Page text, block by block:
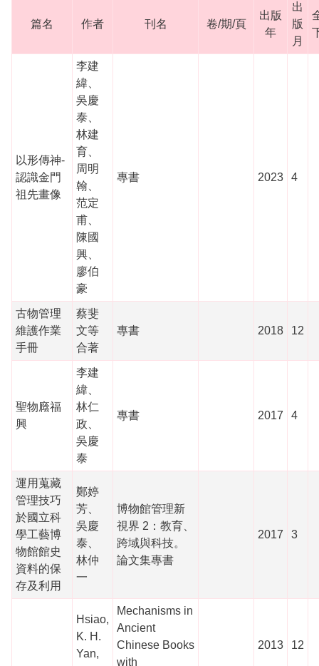
篇名 作者 刊名 卷/期/頁
出版
年
出
版
月
以形傳神-
認識金門
祖先畫像
李建
緯、
吳慶
泰、
林建
育、
周明
翰、
范定
甫、
陳國
興、
廖伯
豪
專書 2023 4
古物管理
維護作業
手冊
蔡斐
文等
合著
專書 2018 12
聖物廕福
興
李建
緯、
林仁
政、
吳慶
泰
專書 2017 4
運用蒐藏
管理技巧
於國立科
學工藝博
物館館史
資料的保
存及利用
鄭婷
芳、
吳慶
泰、
林仲
一
博物館管理新
視界 2：教育、
跨域與科技。
論文集專書
2017 3
Hsiao,
K. H.
Yan,
Mechanisms in
Ancient
Chinese Books
with
2013 12